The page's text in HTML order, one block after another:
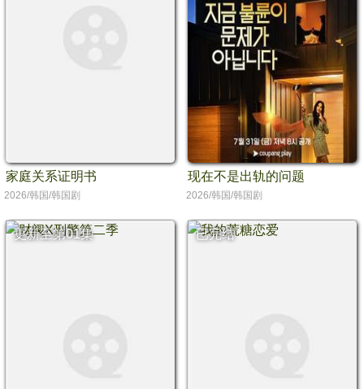
家庭关系证明书
2026/韩国/韩国剧
现在不是出轨的问题
2026/韩国/韩国剧
更新至第01集 已完结